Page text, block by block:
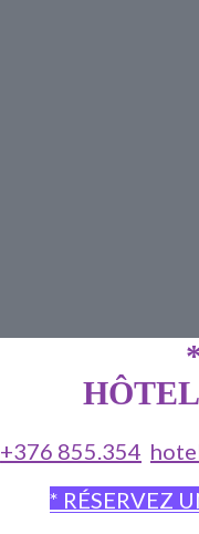
+376 855.354
* RÉSERVEZ